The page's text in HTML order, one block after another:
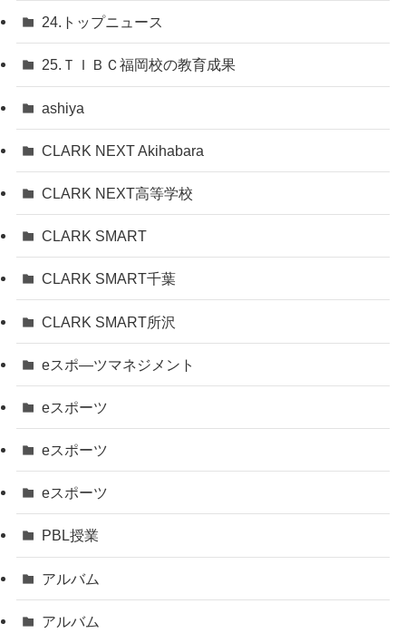
24.トップニュース
25.ＴＩＢＣ福岡校の教育成果
ashiya
CLARK NEXT Akihabara
CLARK NEXT高等学校
CLARK SMART
CLARK SMART千葉
CLARK SMART所沢
eスポ―ツマネジメント
eスポーツ
eスポーツ
eスポーツ
PBL授業
アルバム
アルバム